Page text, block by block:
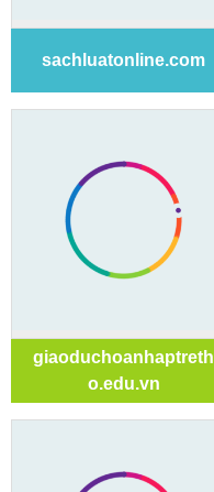
sachluatonline.com
giaoduchoanhaptreth
o.edu.vn